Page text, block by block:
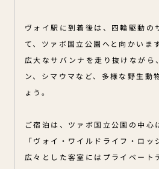
ヴォイ駅に到着後は、四輪駆動の
て、ツァボ国立公園へと向かいます
広大なサバンナを走り抜けながら
ン、シマウマなど、多様な野生動
ょう。
ご宿泊は、ツァボ国立公園の中心
「ヴォイ・ワイルドライフ・ロッ
広々とした客室にはプライベート